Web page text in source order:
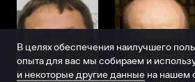
В целях обеспечения наилучшего
опыта для вас мы собираем и
и некоторые другие данные на нашем